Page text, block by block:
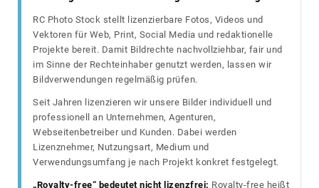
RC Photo Stock stellt lizenzierbare Fotos, Videos und
Vektoren für Web, Print, Social Media und redaktionelle
Projekte bereit. Damit Bildrechte nachvollziehbar, fair und
im Sinne der Rechteinhaber genutzt werden, lassen wir
Bildverwendungen regelmäßig prüfen.
Seit Jahren lizenzieren wir unsere Bilder individuell und
professionell an Unternehmen, Agenturen,
Webseitenbetreiber und Kunden. Dabei werden
Lizenznehmer, Nutzungsart, Medium und
Verwendungsumfang je nach Projekt konkret festgelegt.
„Royalty-free“ bedeutet nicht lizenzfrei: Royalty-free heißt